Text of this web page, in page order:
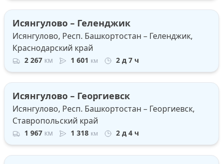
Исянгулово – Геленджик
Исянгулово, Респ. Башкортостан – Геленджик,
Краснодарский край
2 267 км 1 601 км 2 д 7 ч
Исянгулово – Георгиевск
Исянгулово, Респ. Башкортостан – Георгиевск,
Ставропольский край
1 967 км 1 318 км 2 д 4 ч